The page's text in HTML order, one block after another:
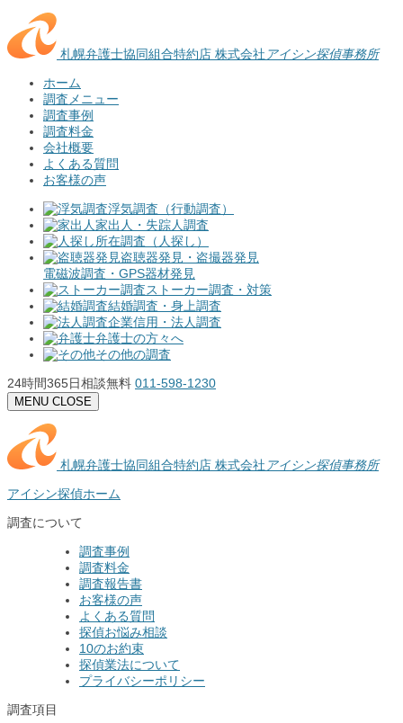
札幌弁護士協同組合特約店 株式会社 アイシン探偵事務所
ホーム
調査メニュー
調査事例
調査料金
会社概要
よくある質問
お客様の声
浮気調査（行動調査）
家出人・失踪人調査
所在調査（人探し）
盗聴器発見・盗撮器発見
電磁波調査・GPS器材発見
ストーカー調査・対策
結婚調査・身上調査
企業信用・法人調査
弁護士の方々へ
その他の調査
24時間365日相談無料 011-598-1230
MENU CLOSE
札幌弁護士協同組合特約店 株式会社 アイシン探偵事務所
アイシン探偵ホーム
調査について
調査事例
調査料金
調査報告書
お客様の声
よくある質問
探偵お悩み相談
10のお約束
探偵業法について
プライバシーポリシー
調査項目